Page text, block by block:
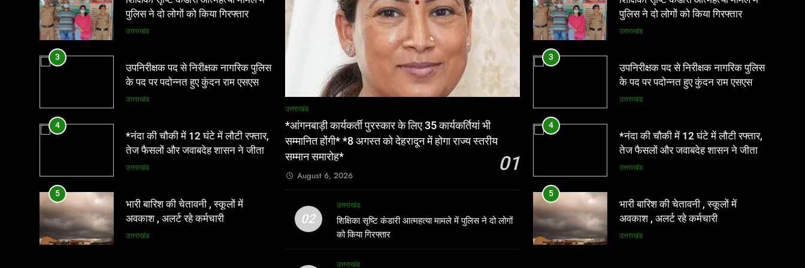
पुलिस ने दो लोगों को किया गिरफ्तार
उत्तराखंड
3
उपनिरीक्षक पद से निरीक्षक नागरिक पुलिस
के पद पर पदोन्नत हुए कुंदन राम एसएसपी
ने दी शुभकामनाएं
उत्तराखंड
4
*नंदा की चौकी में 12 घंटे में लौटी रफ्तार,
तेज फैसलों और जवाबदेह शासन ने जीता
लोगों का भरोसा*
उत्तराखंड
5
भारी बारिश की चेतावनी , स्कूलों में
अवकाश , अलर्ट रहे कर्मचारी
उत्तराखंड
उत्तराखंड
*आंगनबाड़ी कार्यकर्ती पुरस्कार के लिए 35 कार्यकर्तियां भी
सम्मानित होंगी* *8 अगस्त को देहरादून में होगा राज्य स्तरीय
सम्मान समारोह*
01
August 6, 2026
02
उत्तराखंड
शिक्षिका सृष्टि कंडारी आत्महत्या मामले में पुलिस ने दो लोगों
को किया गिरफ्तार
उत्तराखंड
पुलिस ने दो लोगों को किया गिरफ्तार
उत्तराखंड
3
उपनिरीक्षक पद से निरीक्षक नागरिक पुलिस
के पद पर पदोन्नत हुए कुंदन राम एसएसपी
ने दी शुभकामनाएं
उत्तराखंड
4
*नंदा की चौकी में 12 घंटे में लौटी रफ्तार,
तेज फैसलों और जवाबदेह शासन ने जीता
लोगों का भरोसा*
उत्तराखंड
5
भारी बारिश की चेतावनी , स्कूलों में
अवकाश , अलर्ट रहे कर्मचारी
उत्तराखंड